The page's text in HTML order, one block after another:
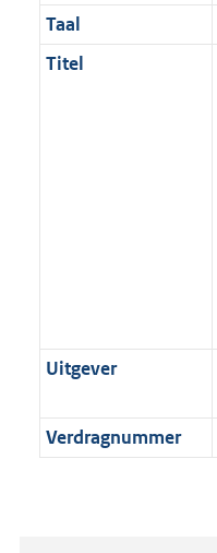
Taal
Titel
Uitgever
Verdragnummer